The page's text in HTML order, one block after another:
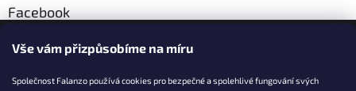
Vše vám přizpůsobíme na míru
Společnost Falanzo používá cookies pro bezpečné a spolehlivé fungování svých
Facebook